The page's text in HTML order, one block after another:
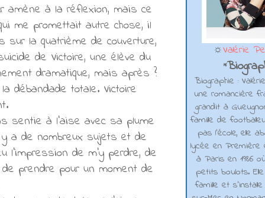
amène à la réflexion, mais ce
me promettait autre chose, il
sur la quatrième de couverture,
de Victoire, une élève du
dramatique, mais après ?
débandade totale. Victoire
sentie à l'aise avec sa plume
y a de nombreux sujets et de
l'impression de m'y perdre, de
prendre pour un moment de
☼Valérie
*
Biographie :
une romancière
grandit à
famille de
pas l'école, elle
lycée en
à Paris en 1986
petits boulots.
famille et